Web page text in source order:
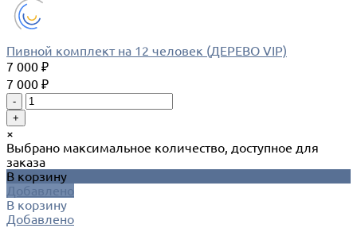
Пивной комплект на 12 человек (ДЕРЕВО VIP)
7 000 ₽
7 000 ₽
-
+
×
Выбрано максимальное количество, доступное для
заказа
В корзину
Добавлено
В корзину
Добавлено